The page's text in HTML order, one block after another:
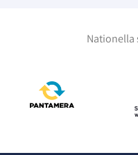
Nationella